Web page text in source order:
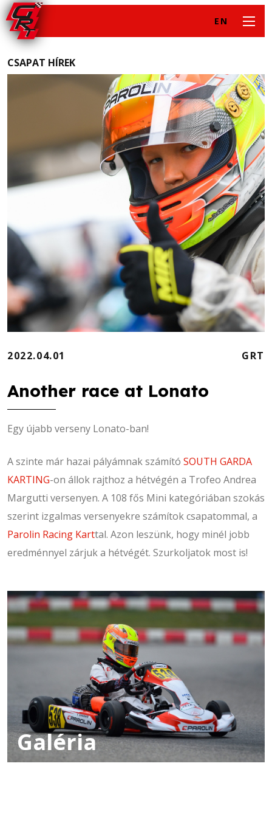
EN
CSAPAT HÍREK
2022.04.01 GRT
Another race at Lonato
Egy újabb verseny Lonato-ban!
A szinte már hazai pályámnak számító SOUTH GARDA
KARTING-on állok rajthoz a hétvégén a Trofeo Andrea
Margutti versenyen. A 108 fős Mini kategóriában szokás
szerint izgalmas versenyekre számítok csapatommal, a
Parolin Racing Karttal. Azon leszünk, hogy minél jobb
eredménnyel zárjuk a hétvégét. Szurkoljatok most is!
Galéria